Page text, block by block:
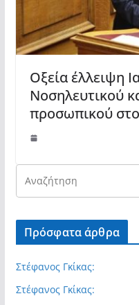
Οξεία έλλειψη
Νοσηλευτικού
προσωπικού
Πρόσφατα άρθρα
Στέφανος Γκίκας:
Στέφανος Γκίκας: